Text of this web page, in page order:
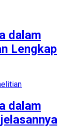
dalam
Lengkap
dalam